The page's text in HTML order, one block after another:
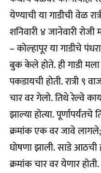
येण्याची या गाडीची वेळ
शनिवारी ४ जानेवारी
– कोल्हापूर या गाडीचे
बुक केले होते. ही गाडी मला
पकडायची होती. रात्री ९
चार वर गेलो. तिथे रेल्वे
झाल्या होत्या.
क्रमांक एक वर जावे
घोषणा झाली. साडे आठची
क्रमांक चार वर येणार होती.